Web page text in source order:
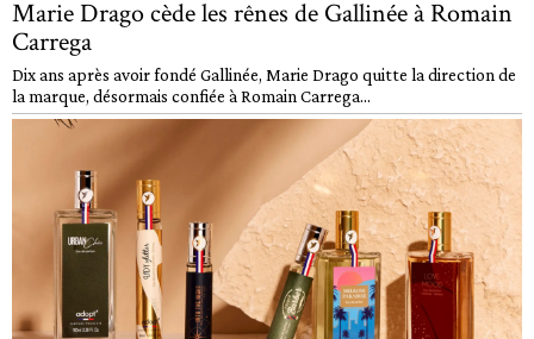
Marie Drago cède les rênes de Gallinée à Romain
Carrega
Dix ans après avoir fondé Gallinée, Marie Drago quitte la direction de
la marque, désormais confiée à Romain Carrega...